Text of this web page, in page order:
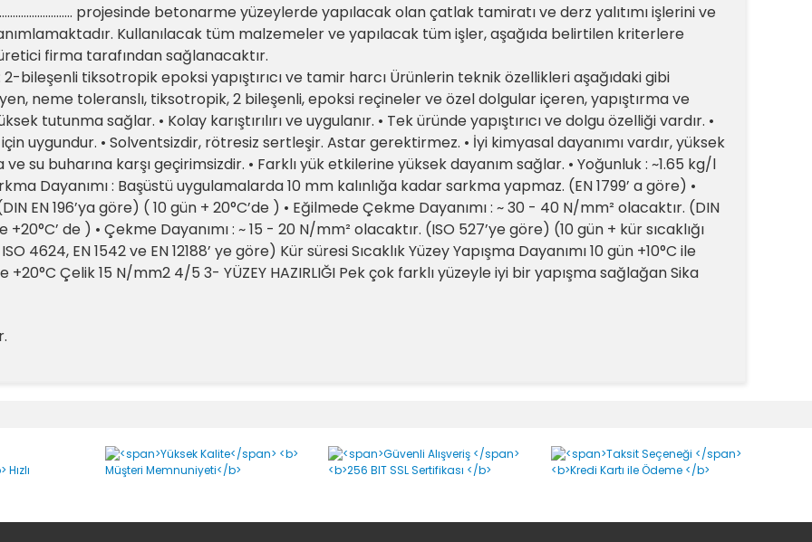
projesinde betonarme yüzeylerde yapılacak olan çatlak tamiratı ve derz yalıtımı işlerini ve
Kullanılacak tüm malzemeler ve yapılacak tüm işler, aşağıda belirtilen kriterlere
firma tarafından sağlanacaktır.
2-bileşenli tiksotropik epoksi yapıştırıcı ve tamir harcı Ürünlerin teknik özellikleri aşağıdaki gibi
neme toleranslı, tiksotropik, 2 bileşenli, epoksi reçineler ve özel dolgular içeren, yapıştırma ve
tutunma sağlar. • Kolay karıştırılırı ve uygulanır. • Tek üründe yapıştırıcı ve dolgu özelliği vardır. •
uygundur. • Solventsizdir, rötresiz sertleşir. Astar gerektirmez. • İyi kimyasal dayanımı vardır, yüksek
ve su buharına karşı geçirimsizdir. • Farklı yük etkilerine yüksek dayanım sağlar. • Yoğunluk : ~1.65 kg/l
Dayanımı : Başüstü uygulamalarda 10 mm kalınlığa kadar sarkma yapmaz. (EN 1799’ a göre) •
EN 196’ya göre) ( 10 gün + 20°C’de ) • Eğilmede Çekme Dayanımı : ~ 30 - 40 N/mm² olacaktır. (DIN
+20°C’ de ) • Çekme Dayanımı : ~ 15 - 20 N/mm² olacaktır. (ISO 527’ye göre) (10 gün + kür sıcaklığı
4624, EN 1542 ve EN 12188’ ye göre) Kür süresi Sıcaklık Yüzey Yapışma Dayanımı 10 gün +10°C ile
+20°C Çelik 15 N/mm2 4/5 3- YÜZEY HAZIRLIĞI Pek çok farklı yüzeyle iyi bir yapışma sağlağan Sika
Bu ürüne ilk yorumu siz yapın!